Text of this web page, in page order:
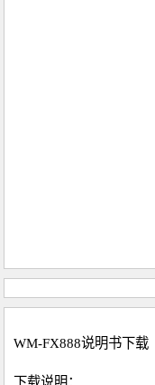
WM-FX888说明书下载